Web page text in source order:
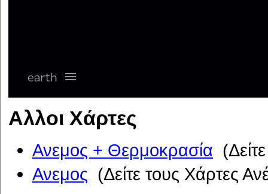
Αλλοι Χάρτες
Ανεμος + Θερμοκρασία
Ανεμος (Δείτε τους Χάρτες